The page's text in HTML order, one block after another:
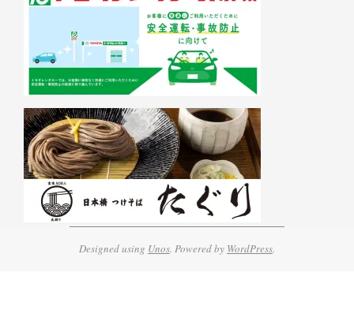
Designed using Unos. Powered by WordPress.